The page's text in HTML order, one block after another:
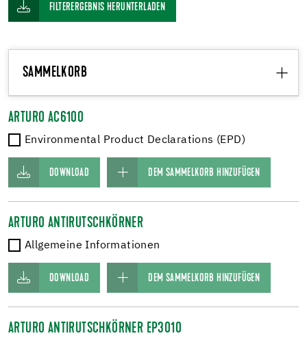
FILTERERGEBNIS HERUNTERLADEN
SAMMELKORB
ARTURO AC6100
Environmental Product Declarations (EPD)
DOWNLOAD DEM SAMMELKORB HINZUFÜGEN
ARTURO ANTIRUTSCHKÖRNER
Allgemeine Informationen
DOWNLOAD DEM SAMMELKORB HINZUFÜGEN
ARTURO ANTIRUTSCHKÖRNER EP3010